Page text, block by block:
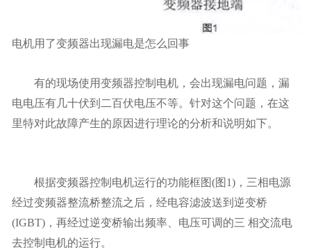
电机用了变频器出现漏电是怎么回事
有的现场使用变频器控制电机，会出现漏电问题，漏
电电压有几十伏到二百伏电压不等。针对这个问题，在这
里特对此故障产生的原因进行理论的分析和说明如下。
根据变频器控制电机运行的功能框图(图1)，三相电源
经过变频器整流桥整流之后，经电容滤波送到逆变桥
(IGBT)，再经过逆变桥输出频率、电压可调的三 相交流电
去控制电机的运行。